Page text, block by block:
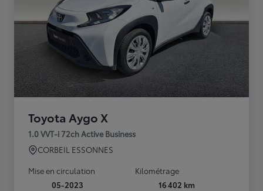
Toyota Aygo X
1.0 VVT-i 72ch Active Business
CORBEIL ESSONNES
Mise en circulation
05-2023
Kilométrage
16 402 km